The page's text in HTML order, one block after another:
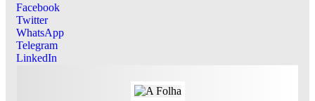
Facebook
Twitter
WhatsApp
Telegram
LinkedIn